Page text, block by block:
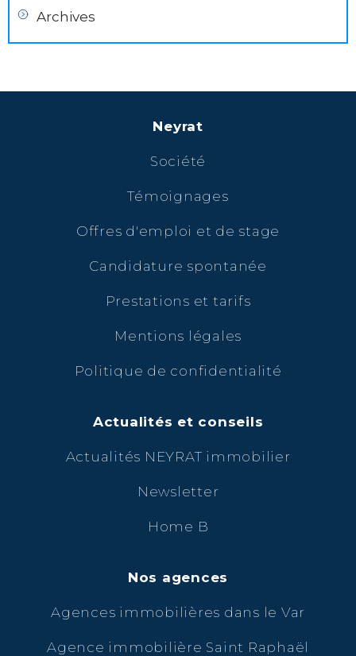
Archives
Neyrat
Société
Témoignages
Offres d'emploi et de stage
Candidature spontanée
Prestations et tarifs
Mentions légales
Politique de confidentialité
Actualités et conseils
Actualités NEYRAT immobilier
Newsletter
Home B
Nos agences
Agences immobilières dans le Var
Agence immobilière Saint Raphaël